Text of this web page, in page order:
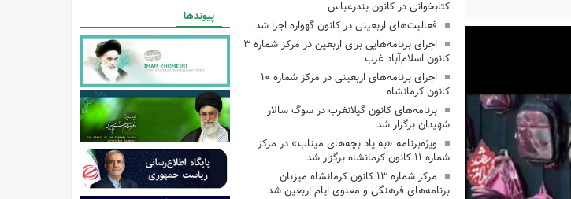
کتابخوانی در کانون بندرعباس
فعالیت‌های اربعینی در کانون گهواره اجرا شد
اجرای برنامه‌هایی برای اربعین در مرکز شماره ۳
کانون اسلام‌آباد غرب
اجرای برنامه‌های اربعینی در مرکز شماره ۱۰
کانون کرمانشاه
برنامه‌های کانون گیلانغرب در سوگ سالار
شهیدان برگزار شد
ویژه‌برنامه «به یاد بچه‌های میناب» در مرکز
شماره ۱۱ کانون کرمانشاه برگزار شد
مرکز شماره ۱۳ کانون کرمانشاه میزبان
برنامه‌های فرهنگی و معنوی ایام اربعین شد
پیوندها